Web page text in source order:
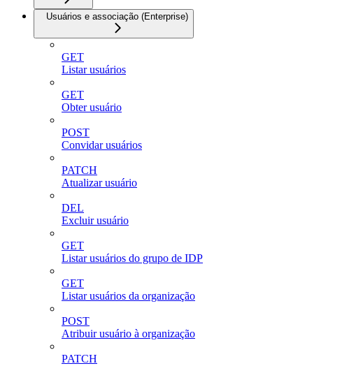
Usuários e associação (Enterprise)
GET
Listar usuários
GET
Obter usuário
POST
Convidar usuários
PATCH
Atualizar usuário
DEL
Excluir usuário
GET
Listar usuários do grupo de IDP
GET
Listar usuários da organização
POST
Atribuir usuário à organização
PATCH